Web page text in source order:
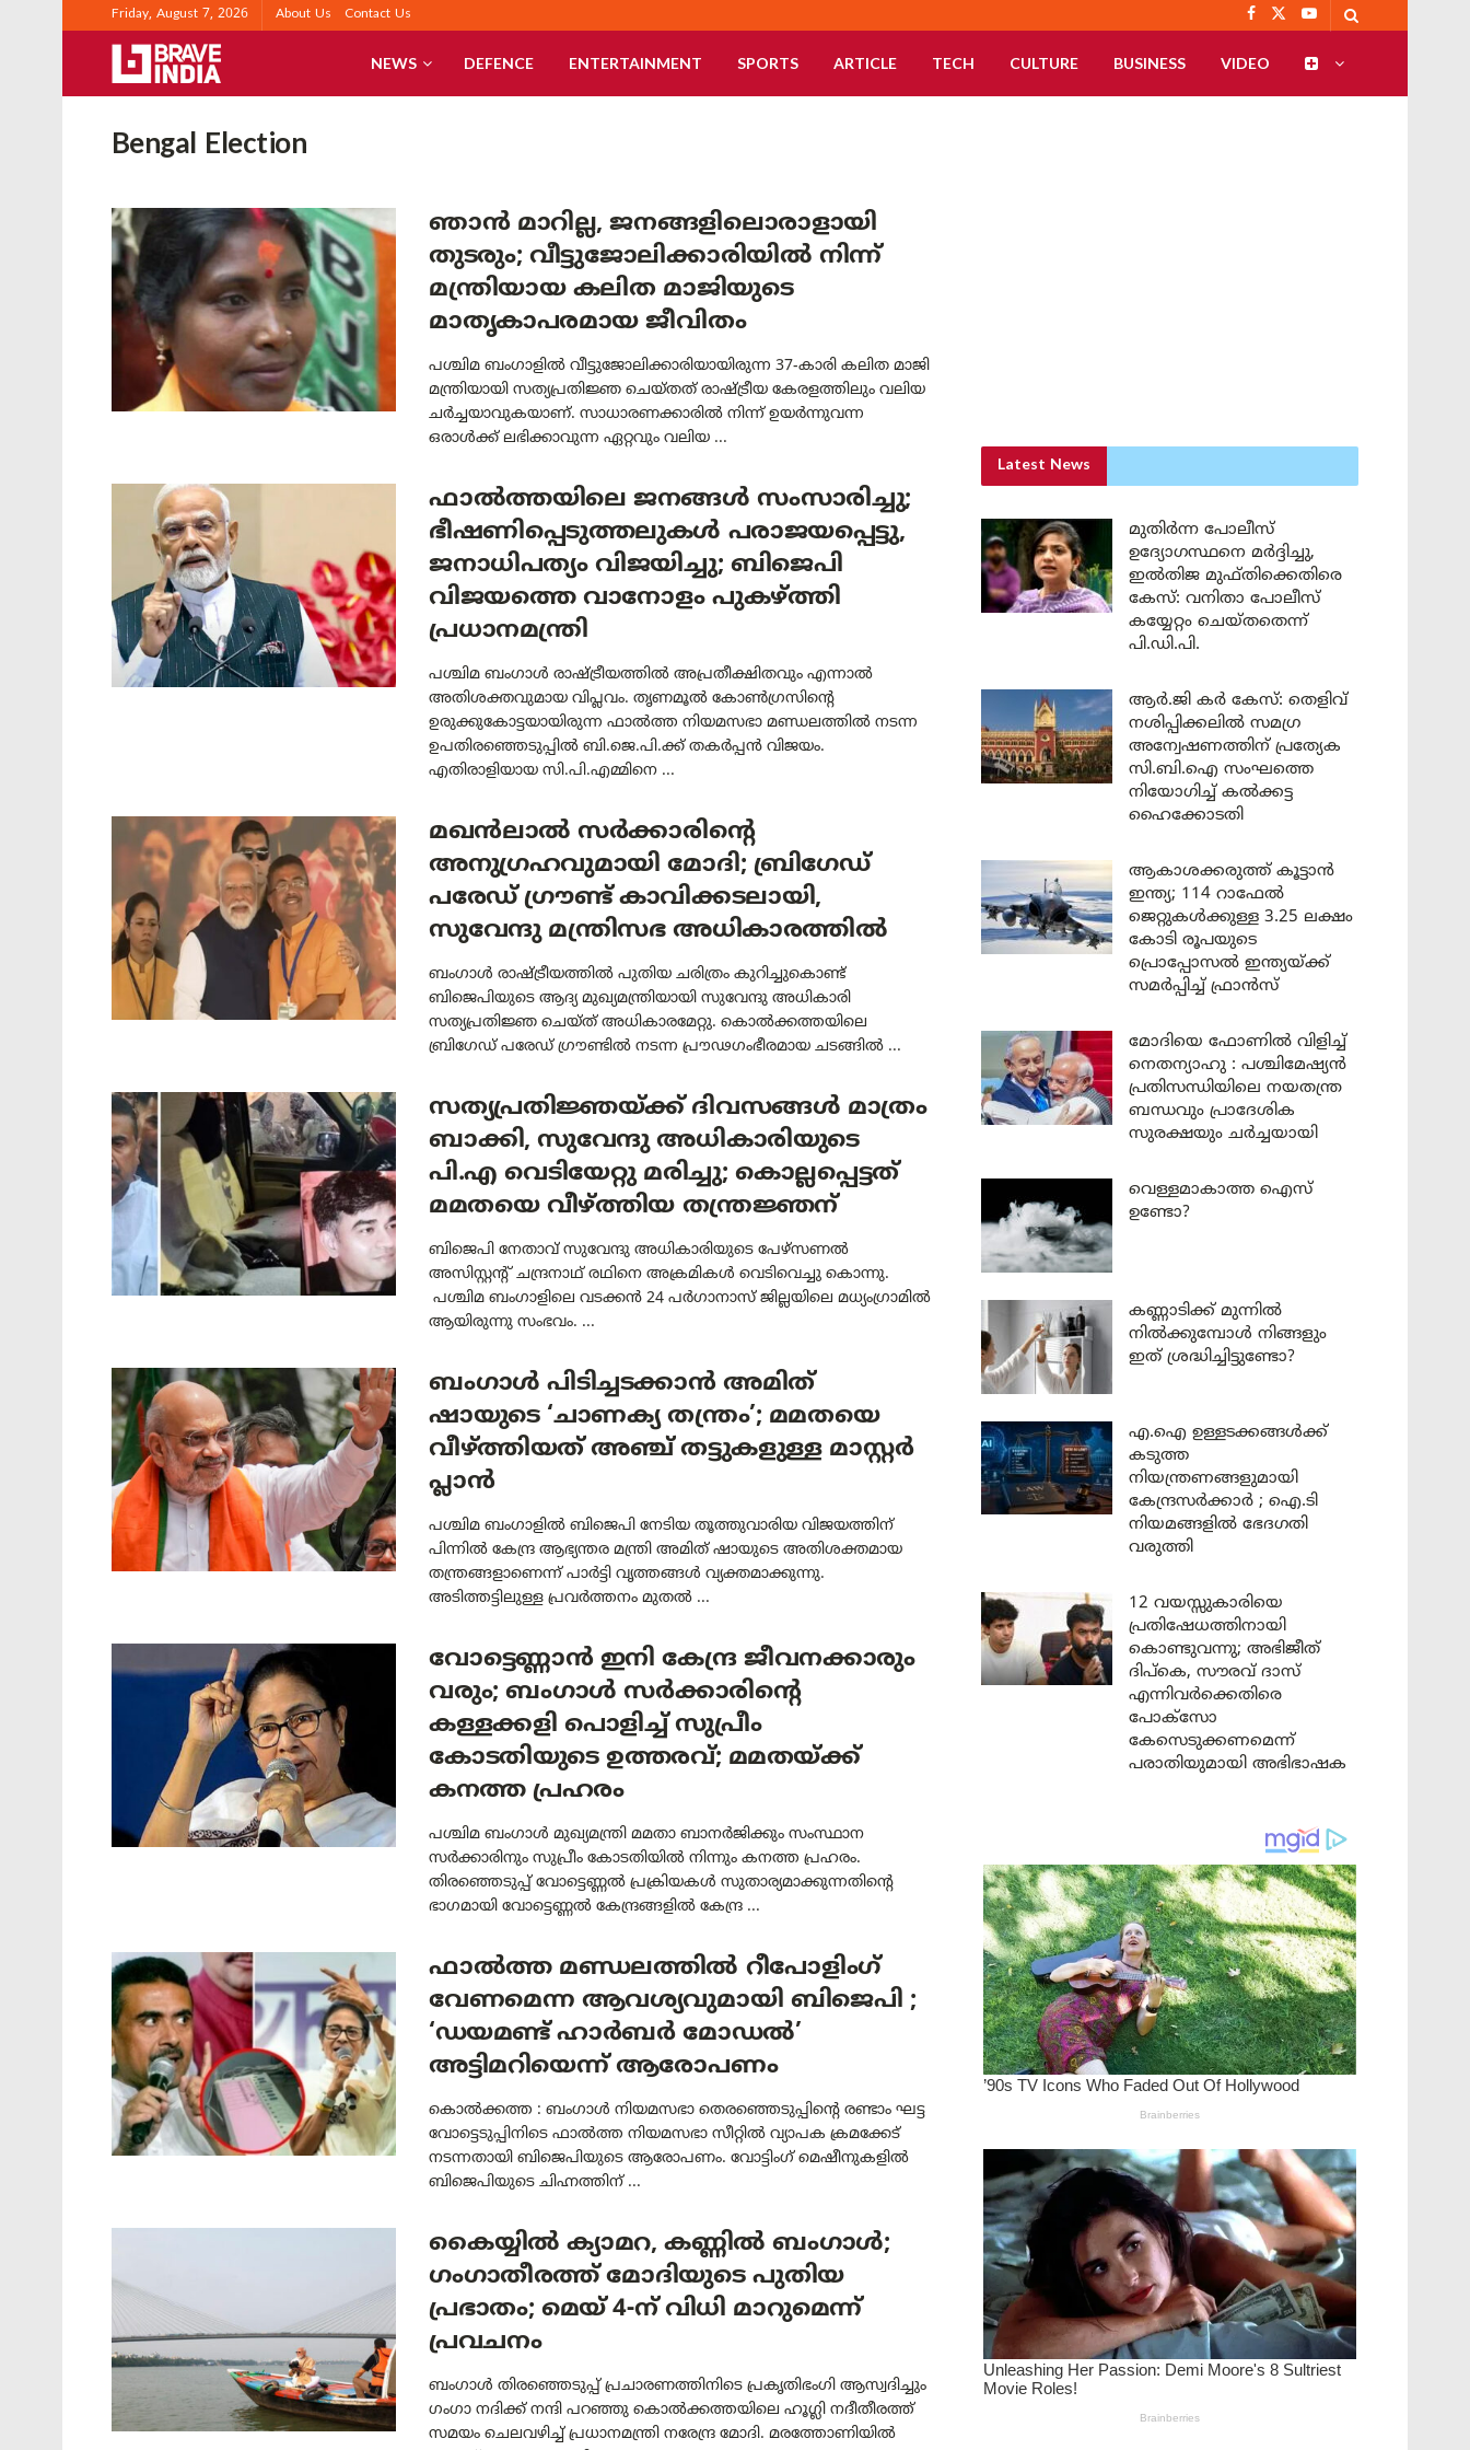
Friday, August 7, 2026 About Us Contact Us
NEWS DEFENCE ENTERTAINMENT SPORTS ARTICLE TECH CULTURE BUSINESS VIDEO
Bengal Election
ഞാൻ മാറില്ല, ജനങ്ങളിലൊരാളായി
തുടരും; വീട്ടുജോലിക്കാരിയിൽ നിന്ന്
മന്ത്രിയായ കലിത മാജിയുടെ
മാതൃകാപരമായ ജീവിതം
പശ്ചിമ ബംഗാളിൽ വീട്ടുജോലിക്കാരിയായിരുന്ന 37-കാരി കലിത മാജി
മന്ത്രിയായി സത്യപ്രതിജ്ഞ ചെയ്തത് രാഷ്ട്രീയ കേരളത്തിലും വലിയ
ചർച്ചയാവുകയാണ്. സാധാരണക്കാരിൽ നിന്ന് ഉയർന്നുവന്ന
ഒരാൾക്ക് ലഭിക്കാവുന്ന ഏറ്റവും വലിയ ...
ഫാൽത്തയിലെ ജനങ്ങൾ സംസാരിച്ചു;
ഭീഷണിപ്പെടുത്തലുകൾ പരാജയപ്പെട്ടു,
ജനാധിപത്യം വിജയിച്ചു; ബിജെപി
വിജയത്തെ വാനോളം പുകഴ്ത്തി
പ്രധാനമന്ത്രി
പശ്ചിമ ബംഗാൾ രാഷ്ട്രീയത്തിൽ അപ്രതീക്ഷിതവും എന്നാൽ
അതിശക്തവുമായ വിപ്ലവം. തൃണമൂൽ കോൺഗ്രസിന്റെ
ഉരുക്കുകോട്ടയായിരുന്ന ഫാൽത്ത നിയമസഭാ മണ്ഡലത്തിൽ നടന്ന
ഉപതിരഞ്ഞെടുപ്പിൽ ബി.ജെ.പി.ക്ക് തകർപ്പൻ വിജയം.
എതിരാളിയായ സി.പി.എമ്മിനെ ...
മഖൻലാൽ സർക്കാരിന്റെ
അനുഗ്രഹവുമായി മോദി; ബ്രിഗേഡ്
പരേഡ് ഗ്രൗണ്ട് കാവിക്കടലായി,
സുവേന്ദു മന്ത്രിസഭ അധികാരത്തിൽ
ബംഗാൾ രാഷ്ട്രീയത്തിൽ പുതിയ ചരിത്രം കുറിച്ചുകൊണ്ട്
ബിജെപിയുടെ ആദ്യ മുഖ്യമന്ത്രിയായി സുവേന്ദു അധികാരി
സത്യപ്രതിജ്ഞ ചെയ്ത് അധികാരമേറ്റു. കൊൽക്കത്തയിലെ
ബ്രിഗേഡ് പരേഡ് ഗ്രൗണ്ടിൽ നടന്ന പ്രൗഢഗംഭീരമായ ചടങ്ങിൽ ...
സത്യപ്രതിജ്ഞയ്ക്ക് ദിവസങ്ങൾ മാത്രം
ബാക്കി, സുവേന്ദു അധികാരിയുടെ
പി.എ വെടിയേറ്റു മരിച്ചു; കൊല്ലപ്പെട്ടത്
മമതയെ വീഴ്ത്തിയ തന്ത്രജ്ഞന്
ബിജെപി നേതാവ് സുവേന്ദു അധികാരിയുടെ പേഴ്സണൽ
അസിസ്റ്റന്റ് ചന്ദ്രനാഥ് രഥിനെ അക്രമികൾ വെടിവെച്ചു കൊന്നു.
പശ്ചിമ ബംഗാളിലെ വടക്കൻ 24 പർഗാനാസ് ജില്ലയിലെ മധ്യംഗ്രാമിൽ
ആയിരുന്നു സംഭവം. ...
ബംഗാൾ പിടിച്ചടക്കാൻ അമിത്
ഷായുടെ ‘ചാണക്യ തന്ത്രം’; മമതയെ
വീഴ്ത്തിയത് അഞ്ച് തട്ടുകളുള്ള മാസ്റ്റർ
പ്ലാൻ
പശ്ചിമ ബംഗാളിൽ ബിജെപി നേടിയ തൂത്തുവാരിയ വിജയത്തിന്
പിന്നിൽ കേന്ദ്ര ആഭ്യന്തര മന്ത്രി അമിത് ഷായുടെ അതിശക്തമായ
തന്ത്രങ്ങളാണെന്ന് പാർട്ടി വൃത്തങ്ങൾ വ്യക്തമാക്കുന്നു.
അടിത്തട്ടിലുള്ള പ്രവർത്തനം മുതൽ ...
വോട്ടെണ്ണാൻ ഇനി കേന്ദ്ര ജീവനക്കാരും
വരും; ബംഗാൾ സർക്കാരിന്റെ
കള്ളക്കളി പൊളിച്ച് സുപ്രീം
കോടതിയുടെ ഉത്തരവ്; മമതയ്ക്ക്
കനത്ത പ്രഹരം
പശ്ചിമ ബംഗാൾ മുഖ്യമന്ത്രി മമതാ ബാനർജിക്കും സംസ്ഥാന
സർക്കാരിനും സുപ്രീം കോടതിയിൽ നിന്നും കനത്ത പ്രഹരം.
തിരഞ്ഞെടുപ്പ് വോട്ടെണ്ണൽ പ്രക്രിയകൾ സുതാര്യമാക്കുന്നതിന്റെ
ഭാഗമായി വോട്ടെണ്ണൽ കേന്ദ്രങ്ങളിൽ കേന്ദ്ര ...
ഫാൽത്ത മണ്ഡലത്തിൽ റീപോളിംഗ്
വേണമെന്ന ആവശ്യവുമായി ബിജെപി ;
‘ഡയമണ്ട് ഹാർബർ മോഡൽ’
അട്ടിമറിയെന്ന് ആരോപണം
കൊൽക്കത്ത : ബംഗാൾ നിയമസഭാ തെരഞ്ഞെടുപ്പിന്റെ രണ്ടാം ഘട്ട
വോട്ടെടുപ്പിനിടെ ഫാൽത്ത നിയമസഭാ സീറ്റിൽ വ്യാപക ക്രമക്കേട്
നടന്നതായി ബിജെപിയുടെ ആരോപണം. വോട്ടിംഗ് മെഷീനുകളിൽ
ബിജെപിയുടെ ചിഹ്നത്തിന് ...
കൈയ്യിൽ ക്യാമറ, കണ്ണിൽ ബംഗാൾ;
ഗംഗാതീരത്ത് മോദിയുടെ പുതിയ
പ്രഭാതം; മെയ് 4-ന് വിധി മാറുമെന്ന്
പ്രവചനം
ബംഗാൾ തിരഞ്ഞെടുപ്പ് പ്രചാരണത്തിനിടെ പ്രകൃതിഭംഗി ആസ്വദിച്ചും
ഗംഗാ നദിക്ക് നന്ദി പറഞ്ഞു കൊൽക്കത്തയിലെ ഹൂഗ്ലി നദീതീരത്ത്
സമയം ചെലവഴിച്ച് പ്രധാനമന്ത്രി നരേന്ദ്ര മോദി. മരത്തോണിയിൽ
Latest News
മുതിർന്ന പോലീസ്
ഉദ്യോഗസ്ഥനെ മർദ്ദിച്ചു,
ഇൽതിജ മുഫ്തിക്കെതിരെ
കേസ്: വനിതാ പോലീസ്
കയ്യേറ്റം ചെയ്തതെന്ന്
പി.ഡി.പി.
ആർ.ജി കർ കേസ്: തെളിവ്
നശിപ്പിക്കലിൽ സമഗ്ര
അന്വേഷണത്തിന് പ്രത്യേക
സി.ബി.ഐ സംഘത്തെ
നിയോഗിച്ച് കൽക്കട്ട
ഹൈക്കോടതി
ആകാശക്കരുത്ത് കൂട്ടാൻ
ഇന്ത്യ; 114 റാഫേൽ
ജെറ്റുകൾക്കുള്ള 3.25 ലക്ഷം
കോടി രൂപയുടെ
പ്രൊപ്പോസൽ ഇന്ത്യയ്ക്ക്
സമർപ്പിച്ച് ഫ്രാൻസ്
മോദിയെ ഫോണിൽ വിളിച്ച്
നെതന്യാഹു : പശ്ചിമേഷ്യൻ
പ്രതിസന്ധിയിലെ നയതന്ത്ര
ബന്ധവും പ്രാദേശിക
സുരക്ഷയും ചർച്ചയായി
വെള്ളമാകാത്ത ഐസ്
ഉണ്ടോ?
കണ്ണാടിക്ക് മുന്നിൽ
നിൽക്കുമ്പോൾ നിങ്ങളും
ഇത് ശ്രദ്ധിച്ചിട്ടുണ്ടോ?
എ.ഐ ഉള്ളടക്കങ്ങൾക്ക്
കടുത്ത
നിയന്ത്രണങ്ങളുമായി
കേന്ദ്രസർക്കാർ ; ഐ.ടി
നിയമങ്ങളിൽ ഭേദഗതി
വരുത്തി
12 വയസ്സുകാരിയെ
പ്രതിഷേധത്തിനായി
കൊണ്ടുവന്നു; അഭിജീത്
ദിപ്കെ, സൗരവ് ദാസ്
എന്നിവർക്കെതിരെ
പോക്സോ
കേസെടുക്കണമെന്ന്
പരാതിയുമായി അഭിഭാഷക